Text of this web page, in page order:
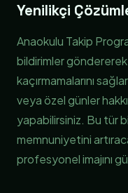
Yenilikçi
Anaokulu Takip
bildirimler
kaçırmamalarını
veya özel günler
yapabilirsiniz. Bu tür
memnuniyetini
profesyonel imajını